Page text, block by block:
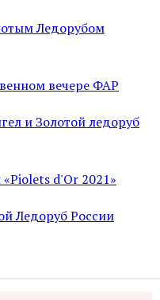
Ледорубом
вечере ФАР
и Золотой ледоруб
d'Or 2021»
Ледоруб России